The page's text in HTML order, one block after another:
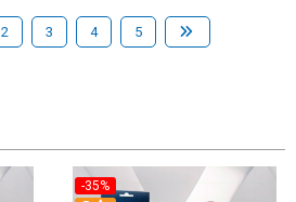
2 3 4 5
-35%